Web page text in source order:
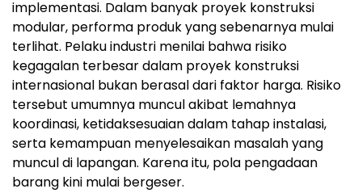
implementasi. Dalam banyak proyek konstruksi
modular, performa produk yang sebenarnya mulai
terlihat. Pelaku industri menilai bahwa risiko
kegagalan terbesar dalam proyek konstruksi
internasional bukan berasal dari faktor harga. Risiko
tersebut umumnya muncul akibat lemahnya
koordinasi, ketidaksesuaian dalam tahap instalasi,
serta kemampuan menyelesaikan masalah yang
muncul di lapangan. Karena itu, pola pengadaan
barang kini mulai bergeser.